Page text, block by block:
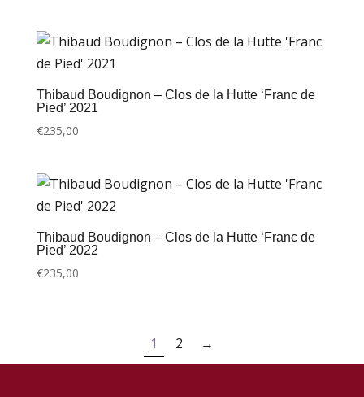
Thibaud Boudignon – Clos de la Hutte ‘Franc de
Pied’ 2021
€235,00
Thibaud Boudignon – Clos de la Hutte ‘Franc de
Pied’ 2022
€235,00
1 2 →